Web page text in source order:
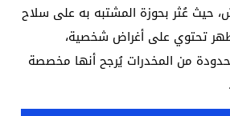
حيث عُثر بحوزة المشتبه به على سلاح
تحتوي على أغراض شخصية،
من المخدرات يُرجح أنها مخصصة